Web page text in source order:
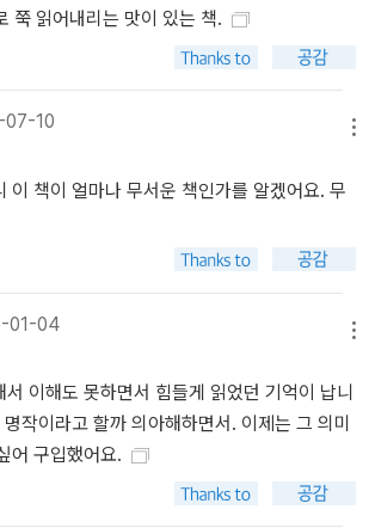
쭉 읽어내리는 맛이 있는 책.
07-10
이 책이 얼마나 무서운 책인가를 알겠어요. 무
01-04
이해도 못하면서 힘들게 읽었던 기억이 납니
작이라고 할까 의아해하면서. 이제는 그 의미
어 구입했어요.